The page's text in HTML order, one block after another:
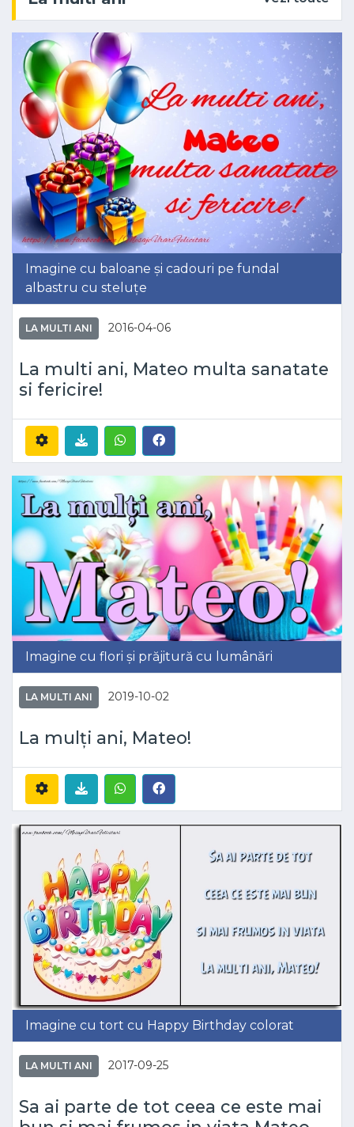
Imagine cu baloane și cadouri pe fundal
albastru cu steluțe
LA MULTI ANI 2016-04-06
La multi ani, Mateo multa sanatate
si fericire!
Imagine cu flori și prăjitură cu lumânări
LA MULTI ANI 2019-10-02
La mulți ani, Mateo!
Imagine cu tort cu Happy Birthday colorat
LA MULTI ANI 2017-09-25
Sa ai parte de tot ceea ce este mai